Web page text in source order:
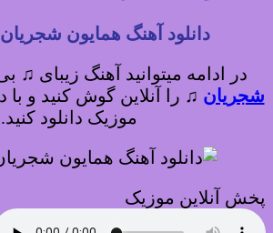
دانلود آهنگ همایون
در ادامه میتوانید آهنگ زیبای ♫
شجریان ♫ را آنلاین گوش کنید و با
موزیک دانلود کنید.
پخش آنلاین موزیک